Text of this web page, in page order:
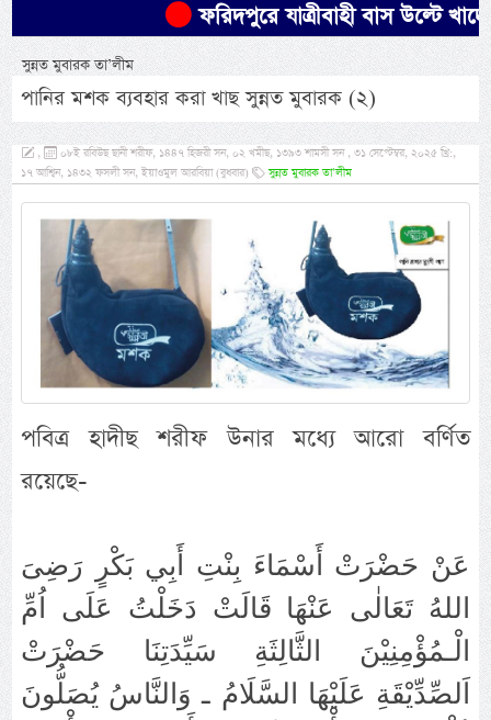
ফরিদপুরে যাত্রীবাহী বাস উল্টে খাদে
সুন্নত মুবারক তা’লীম
পানির মশক ব্যবহার করা খাছ সুন্নত মুবারক (২)
,
০৮ই রবিউছ ছানী শরীফ, ১৪৪৭ হিজরী সন, ০২ খমীছ, ১৩৯৩ শামসী সন , ৩১ সেপ্টেম্বর, ২০২৫ খ্রি:,
১৭ আশ্বিন, ১৪৩২ ফসলী সন, ইয়াওমুল আরবিয়া (বুধবার)
সুন্নত মুবারক তা’লীম
পবিত্র হাদীছ শরীফ উনার মধ্যে আরো বর্ণিত
রয়েছে-
عَنْ حَضْرَتْ أَسْمَاءَ بِنْتِ أَبِي بَكْرٍ رَضِىَ
اللهُ تَعَالٰى عَنْهَا قَالَتْ دَخَلْتُ عَلَى اُمِّ
الْـمُؤْمِنِيْنَ الثَّالِثَةِ سَيِّدَتِنَا حَضْرَتْ
اَلصِّدِّيْقَةِ عَلَيْهَا السَّلَامُ ـ وَالنَّاسُ يُصَلُّونَ